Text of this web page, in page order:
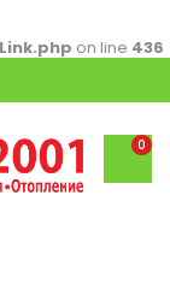
on line 436
0